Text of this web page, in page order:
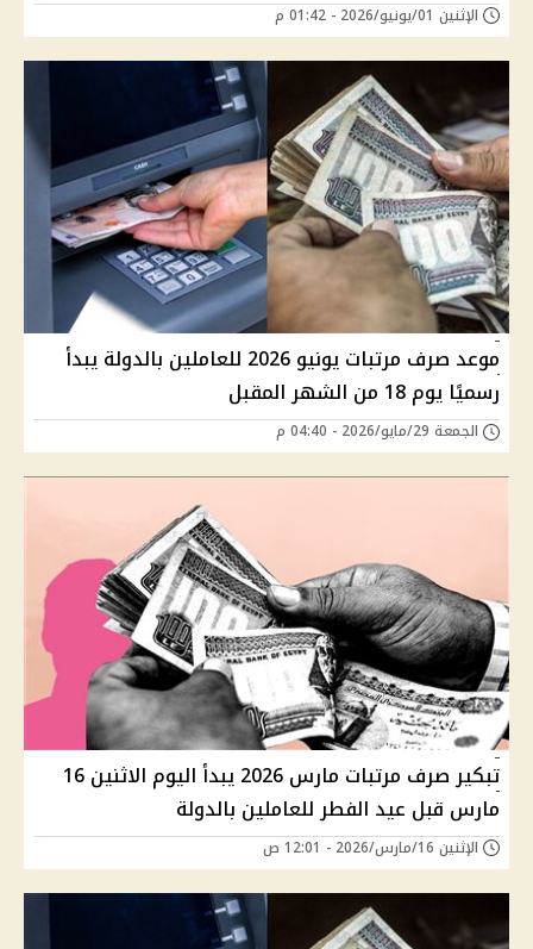
الإثنين 01/يونيو/2026 - 01:42 م
موعد صرف مرتبات يونيو 2026 للعاملين بالدولة يبدأ
رسميًا يوم 18 من الشهر المقبل
الجمعة 29/مايو/2026 - 04:40 م
تبكير صرف مرتبات مارس 2026 يبدأ اليوم الاثنين 16
مارس قبل عيد الفطر للعاملين بالدولة
الإثنين 16/مارس/2026 - 12:01 ص